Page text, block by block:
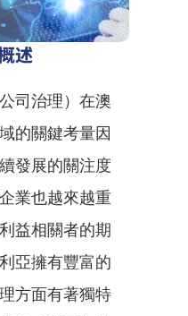
述
司治理）在澳
的關鍵考量因
發展的關注度
業也越來越重
益相關者的期
亞擁有豐富的
方面有著獨特